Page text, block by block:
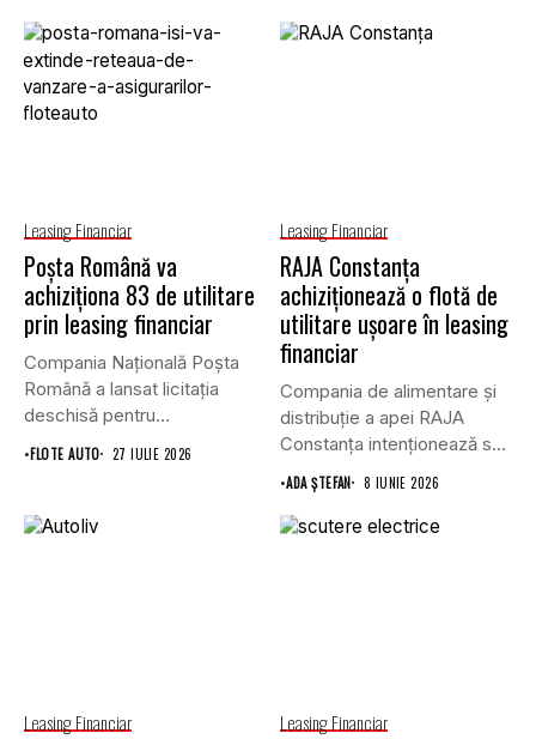
Leasing Financiar
Poșta Română va
achiziționa 83 de utilitare
prin leasing financiar
Compania Națională Poșta
Română a lansat licitația
deschisă pentru
achiziționarea unui număr...
•FLOTE AUTO 27 IULIE 2026
Leasing Financiar
RAJA Constanța
achiziționează o flotă de
utilitare ușoare în leasing
financiar
Compania de alimentare și
distribuție a apei RAJA
Constanța intenționează să
achiziționeze...
•ADA ȘTEFAN 8 IUNIE 2026
Leasing Financiar Leasing Financiar